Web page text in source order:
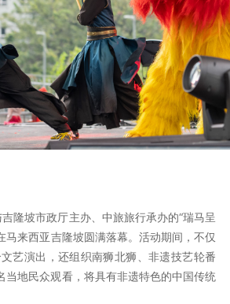
隆坡市政厅主办、中旅旅行承办的“瑞马呈
马来西亚吉隆坡圆满落幕。活动期间，不仅
艺演出，还组织南狮北狮、非遗技艺轮番
当地民众观看，将具有非遗特色的中国传统